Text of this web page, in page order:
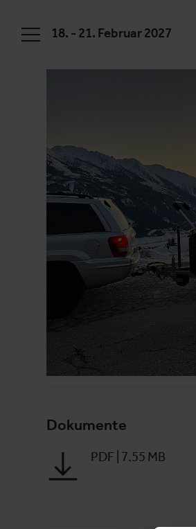
18. - 21. Februar 2027
Dokumente
PDF 7.55 MB